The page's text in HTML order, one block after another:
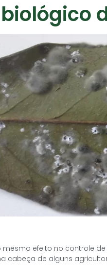
mesmo efeito no controle
cabeça de alguns